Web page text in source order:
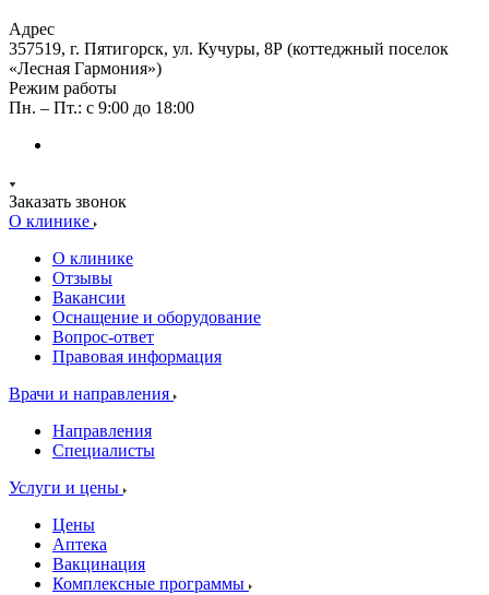
Адрес
357519, г. Пятигорск, ул. Кучуры, 8Р (коттеджный поселок
«Лесная Гармония»)
Режим работы
Пн. – Пт.: с 9:00 до 18:00
Заказать звонок
О клинике
О клинике
Отзывы
Вакансии
Оснащение и оборудование
Вопрос-ответ
Правовая информация
Врачи и направления
Направления
Специалисты
Услуги и цены
Цены
Аптека
Вакцинация
Комплексные программы